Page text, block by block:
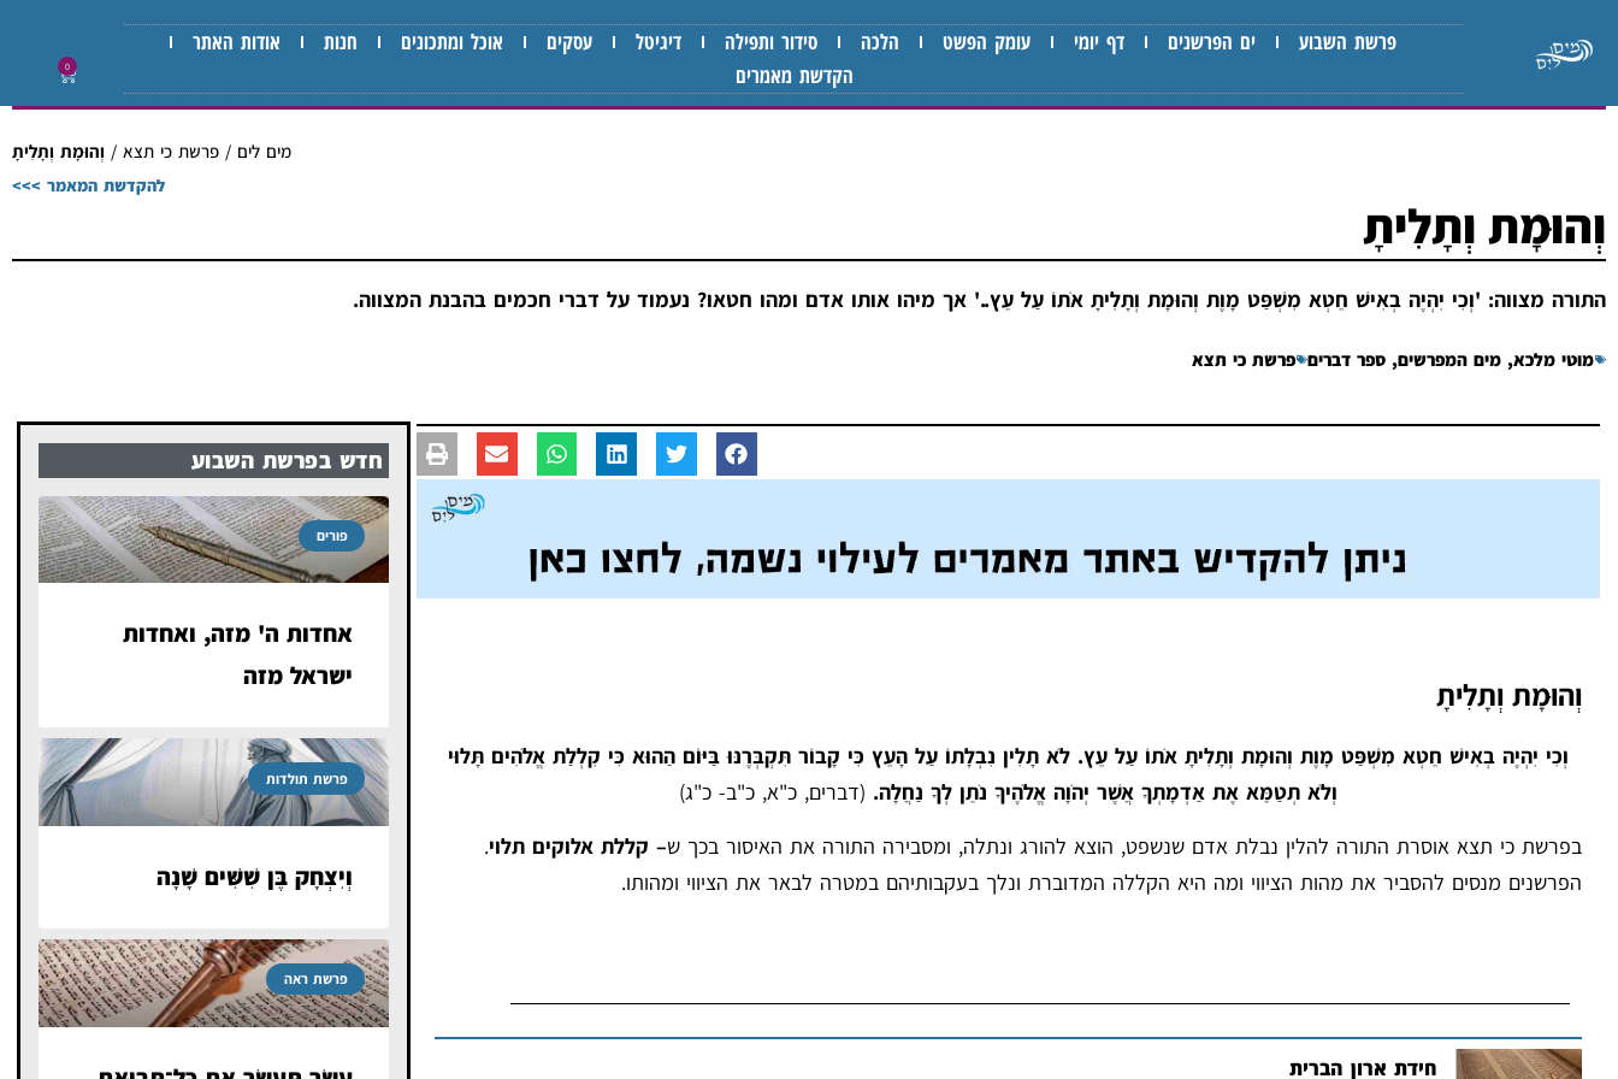
פרשת השבוע ים הפרשנים דף יומי עומק הפשט הלכה סידור ותפילה דיגיטל עסקים אוכל ומתכונים חנות
אודות האתר
הקדשת מאמרים
0
מים לים / פרשת כי תצא / וְהוּמָת וְתָלִיתָ
להקדשת המאמר >>>
וְהוּמָת וְתָלִיתָ
התורה מצווה: 'וְכִי יִהְיֶה בְאִישׁ חֵטְא מִשְׁפַּט מָוֶת וְהוּמָת וְתָלִיתָ אֹתוֹ עַל עֵץ..' אך מיהו אותו אדם ומהו חטאו? נעמוד על דברי חכמים בהבנת המצווה.
מוטי מלכא, מים המפרשים, ספר דברים פרשת כי תצא
וְהוּמָת וְתָלִיתָ
וְכִי יִהְיֶה בְאִישׁ חֵטְא מִשְׁפַּט מָוֶת וְהוּמָת וְתָלִיתָ אֹתוֹ עַל עֵץ. לֹא תָלִין נִבְלָתוֹ עַל הָעֵץ כִּי קָבוֹר תִּקְבְּרֶנּוּ בַּיּוֹם הַהוּא כִּי קִלְלַת אֱלֹהִים תָּלוּי
וְלֹא תְטַמֵּא אֶת אַדְמָתְךָ אֲשֶׁר יְהֹוָה אֱלֹהֶיךָ נֹתֵן לְךָ נַחֲלָה. (דברים, כ"א, כ"ב- כ"ג)
בפרשת כי תצא אוסרת התורה להלין נבלת אדם שנשפט, הוצא להורג ונתלה, ומסבירה התורה את האיסור בכך ש– קללת אלוקים תלוי.
הפרשנים מנסים להסביר את מהות הציווי ומה היא הקללה המדוברת ונלך בעקבותיהם במטרה לבאר את הציווי ומהותו.
חידת ארון הברית
חדש בפרשת השבוע
פורים
אחדות ה' מזה, ואחדות
ישראל מזה
פרשת תולדות
וְיִצְחָק בֶּן שִׁשִּׁים שָׁנָה
פרשת ראה